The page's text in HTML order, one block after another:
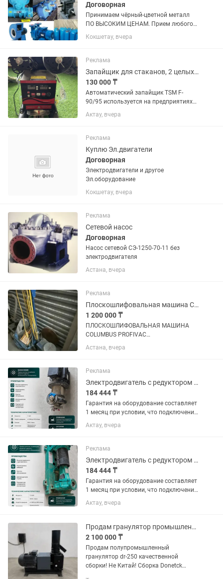
Договорная
Принимаем чёрный-цветной металл
ПО ВЫСОКИМ ЦЕНАМ. Прием любого
вида железа, металлолом, чугунные
батареи, ванны, трубы! Так же и
Медь; Кабель; Аккумулятор; Латунь;...
Кокшетау, вчера
Реклама
Запайщик для стаканов, 2 целых рулона и еще 1 каждый на 1000 стаканчиков
130 000 ₸
Автоматический запайщик TSM F-
90/95 используется на предприятиях
пищевой промышленности,
общественного питания и торговли
термосвариваемой пленкой круглых
стаканов с...
Актау, вчера
Реклама
Куплю Эл.двигатели
Договорная
Электродвигатели и другое
Эл.оборудование
Кокшетау, вчера
Реклама
Сетевой насос
Договорная
Насос сетевой СЭ-1250-70-11 без
электродвигателя
Астана, вчера
Реклама
Плоскошлифовальная машина COLUMBUS
1 200 000 ₸
ПЛОСКОШЛИФОВАЛЬНАЯ МАШИНА
COLUMBUS PROFIVAC
Профессиональная, однодисковая,
плоскошлифовальная машина
применяется: а) для тонкой шлифовки
деревянных и пробковых покрытий;...
Астана, вчера
Реклама
Электродвигатель с редуктором водяной насос 11 кВт
184 444 ₸
Гарантия на оборудование составляет
1 месяц при условии, что подключение
электрики будет выполнено мной
(услуга подключения оплачивается
электрики будет выполняться...
Актау, вчера
Реклама
Электродвигатель с редуктором водяной насос 7,5 кВт
184 444 ₸
Гарантия на оборудование составляет
1 месяц при условии, что подключение
электрики будет выполнено мной
(услуга подключения оплачивается
электрики будет выполняться...
Актау, вчера
Продам гранулятор промышленный пеллетайзер
2 100 000 ₸
Продам полупромышленный
гранулятор dr-250 качественной
сборки! Не Китай! Сборка Donetck